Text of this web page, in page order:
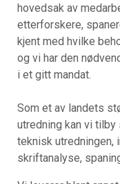
hovedsak av
etterforskere,
kjent med hvilke
og vi har den
i et gitt mandat.
Som et av landets
utredning kan vi
teknisk utredningen,
skriftanalyse,